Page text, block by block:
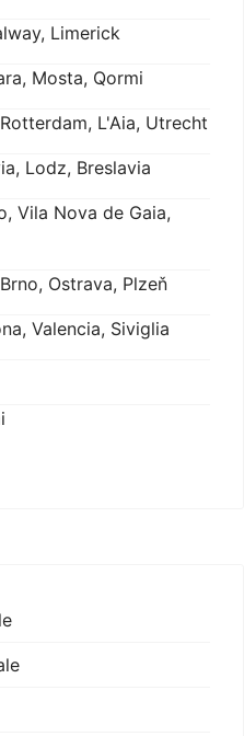
Limerick
Mosta, Qormi
L'Aia, Utrecht
Lodz, Breslavia
Vila Nova de Gaia,
Ostrava, Plzeň
Valencia, Siviglia